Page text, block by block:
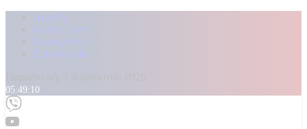
Αρχική
Kontra Live
Καταγγελίες
Επικοινωνία
05:49:14